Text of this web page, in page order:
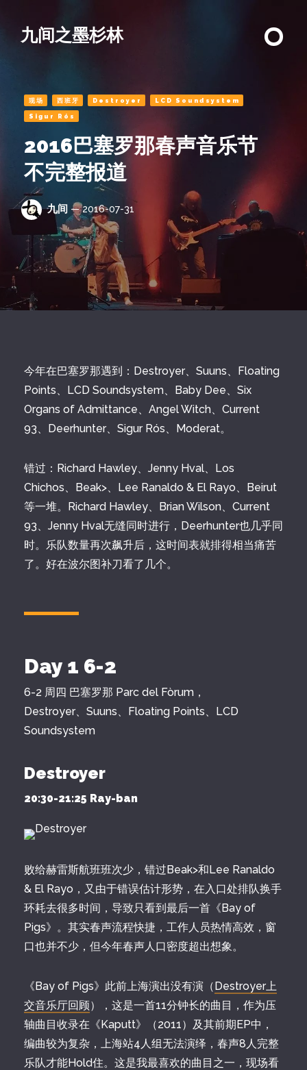
九间之墨杉林
现场 西班牙 Destroyer LCD Soundsystem
Sigur Rós
2016巴塞罗那春声音乐节
不完整报道
九间 — 2016-07-31
今年在巴塞罗那遇到：Destroyer、Suuns、Floating
Points、LCD Soundsystem、Baby Dee、Six
Organs of Admittance、Angel Witch、Current
93、Deerhunter、Sigur Rós、Moderat。
错过：Richard Hawley、Jenny Hval、Los
Chichos、Beak>、Lee Ranaldo & El Rayo、Beirut
等一堆。Richard Hawley、Brian Wilson、Current
93、Jenny Hval无缝同时进行，Deerhunter也几乎同
时。乐队数量再次飙升后，这时间表就排得相当痛苦
了。好在波尔图补刀看了几个。
Day 1 6-2
6-2 周四 巴塞罗那 Parc del Fòrum，
Destroyer、Suuns、Floating Points、LCD
Soundsystem
Destroyer
20:30-21:25 Ray-ban
败给赫雷斯航班班次少，错过Beak>和Lee Ranaldo
& El Rayo，又由于错误估计形势，在入口处排队换手
环耗去很多时间，导致只看到最后一首《Bay of
Pigs》。其实春声流程快捷，工作人员热情高效，窗
口也并不少，但今年春声人口密度超出想象。
《Bay of Pigs》此前上海演出没有演（Destroyer上
交音乐厅回顾），这是一首11分钟长的曲目，作为压
轴曲目收录在《Kaputt》（2011）及其前期EP中，
编曲较为复杂，上海站4人组无法演绎，春声8人完整
乐队才能Hold住。这是我最喜欢的曲目之一，现场看